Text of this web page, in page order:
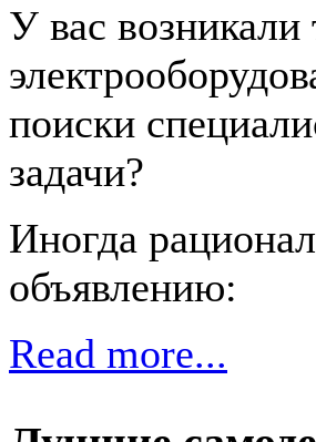
У вас
поиски
задачи?
Иногда
объявлению:
Read more...